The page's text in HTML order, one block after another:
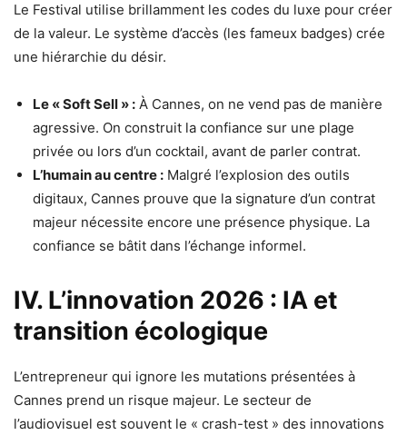
Le Festival utilise brillamment les codes du luxe pour créer
de la valeur. Le système d’accès (les fameux badges) crée
une hiérarchie du désir.
Le « Soft Sell » : À Cannes, on ne vend pas de manière
agressive. On construit la confiance sur une plage
privée ou lors d’un cocktail, avant de parler contrat.
L’humain au centre : Malgré l’explosion des outils
digitaux, Cannes prouve que la signature d’un contrat
majeur nécessite encore une présence physique. La
confiance se bâtit dans l’échange informel.
IV. L’innovation 2026 : IA et
transition écologique
L’entrepreneur qui ignore les mutations présentées à
Cannes prend un risque majeur. Le secteur de
l’audiovisuel est souvent le « crash-test » des innovations